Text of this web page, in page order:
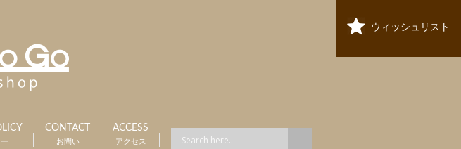
ウィッシュリスト
CONTACT
お問い
ACCESS
アクセス